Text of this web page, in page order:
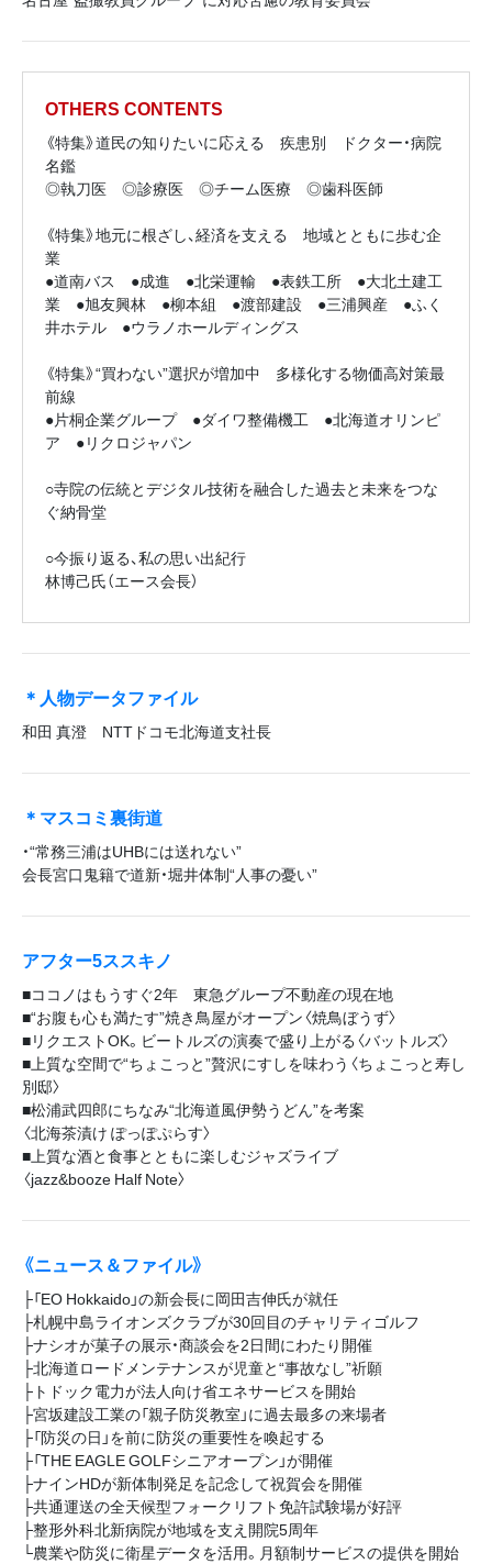
OTHERS CONTENTS
《特集》道民の知りたいに応える 疾患別 ドクター・病院
名鑑
◎執刀医 ◎診療医 ◎チーム医療 ◎歯科医師
《特集》地元に根ざし、経済を支える 地域とともに歩む企
業
●道南バス ●成進 ●北栄運輸 ●表鉄工所 ●大北土建工
業 ●旭友興林 ●柳本組 ●渡部建設 ●三浦興産 ●ふく
井ホテル ●ウラノホールディングス
《特集》“買わない”選択が増加中 多様化する物価高対策最
前線
●片桐企業グループ ●ダイワ整備機工 ●北海道オリンピ
ア ●リクロジャパン
○寺院の伝統とデジタル技術を融合した過去と未来をつな
ぐ納骨堂
○今振り返る、私の思い出紀行
林博己氏（エース会長）
＊人物データファイル
和田 真澄 NTTドコモ北海道支社長
＊マスコミ裏街道
・“常務三浦はUHBには送れない”
会長宮口鬼籍で道新・堀井体制“人事の憂い”
アフター5ススキノ
■ココノはもうすぐ2年 東急グループ不動産の現在地
■“お腹も心も満たす”焼き鳥屋がオープン〈焼鳥ぼうず〉
■リクエストOK。ビートルズの演奏で盛り上がる〈バットルズ〉
■上質な空間で“ちょこっと”贅沢にすしを味わう〈ちょこっと寿し
別邸〉
■松浦武四郎にちなみ“北海道風伊勢うどん”を考案
〈北海茶漬け ぽっぽぷらす〉
■上質な酒と食事とともに楽しむジャズライブ
〈jazz&booze Half Note〉
《ニュース＆ファイル》
├「EO Hokkaido」の新会長に岡田吉伸氏が就任
├札幌中島ライオンズクラブが30回目のチャリティゴルフ
├ナシオが菓子の展示・商談会を2日間にわたり開催
├北海道ロードメンテナンスが児童と“事故なし”祈願
├トドック電力が法人向け省エネサービスを開始
├宮坂建設工業の「親子防災教室」に過去最多の来場者
├「防災の日」を前に防災の重要性を喚起する
├「THE EAGLE GOLFシニアオープン」が開催
├ナインHDが新体制発足を記念して祝賀会を開催
├共通運送の全天候型フォークリフト免許試験場が好評
├整形外科北新病院が地域を支え開院5周年
└農業や防災に衛星データを活用。月額制サービスの提供を開始